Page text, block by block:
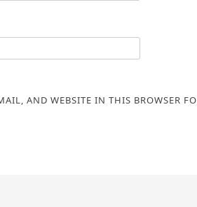
AND WEBSITE IN THIS BROWSER